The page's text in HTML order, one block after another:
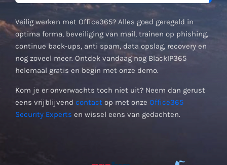
Veilig werken met Office365? Alles goed geregeld in
optima forma, beveiliging van mail, trainen op phishing,
continue back-ups, anti spam, data opslag, recovery en
nog zoveel meer. Ontdek vandaag nog BlackIP365
helemaal gratis en begin met onze demo.
Kom je er onverwachts toch niet uit? Neem dan gerust
eens vrijblijvend contact op met onze Office365
Security Experts en wissel eens van gedachten.